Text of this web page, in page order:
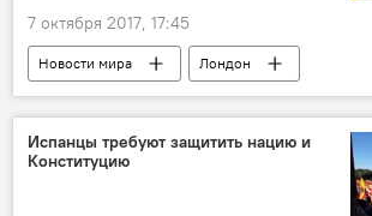
7 октября 2017, 17:45
Новости мира
Лондон
Великобритания
Испанцы требуют защитить нацию и
Конституцию